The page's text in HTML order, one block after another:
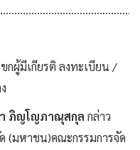
ผู้มีเกียรติ ลงทะเบียน /
ภิญโญภาณุสกุล กล่าว
(มหาชน)คณะกรรมการจัด